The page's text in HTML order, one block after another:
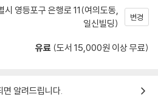
시 영등포구 은행로 11(여의도동,
일신빌딩)
변경
유료 (도서 15,000원 이상 무료)
알려드립니다.